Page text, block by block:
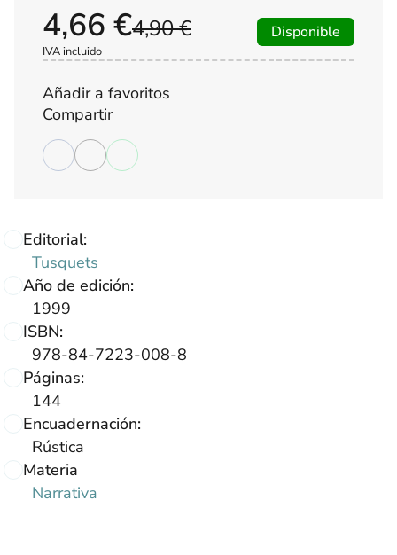
Editorial:
Tusquets
Año de edición:
1999
ISBN:
978-84-7223-008-8
Páginas:
144
Encuadernación:
Rústica
Materia
Narrativa
4,90 €
4,66 €
IVA incluido
Disponible
Añadir a favoritos
Compartir